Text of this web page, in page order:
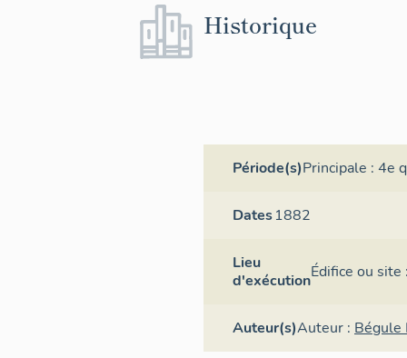
Historique
Période(s)Principale : 4e
Dates1882
Lieu
d'exécutionÉdifice ou
Auteur(s)Auteur : Bégule